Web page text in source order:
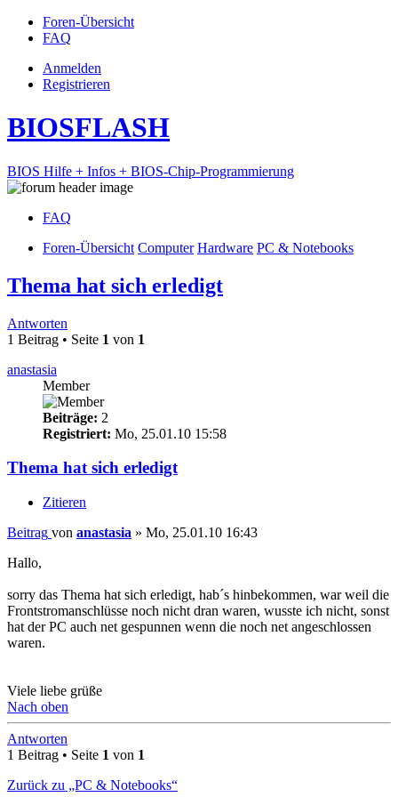
Foren-Übersicht
FAQ
Anmelden
Registrieren
BIOSFLASH
BIOS Hilfe + Infos + BIOS-Chip-Programmierung
FAQ
Foren-Übersicht Computer Hardware PC & Notebooks
Thema hat sich erledigt
Antworten
1 Beitrag • Seite 1 von 1
anastasia
Member
Beiträge: 2
Registriert: Mo, 25.01.10 15:58
Thema hat sich erledigt
Zitieren
Beitrag von anastasia » Mo, 25.01.10 16:43
Hallo,
sorry das Thema hat sich erledigt, hab´s hinbekommen, war weil die
Frontstromanschlüsse noch nicht dran waren, wusste ich nicht, sonst
hat der PC auch net gespunnen wenn die noch net angeschlossen
waren.
Viele liebe grüße
Nach oben
Antworten
1 Beitrag • Seite 1 von 1
Zurück zu „PC & Notebooks“